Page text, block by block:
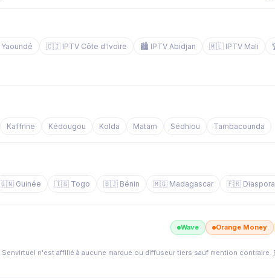
🇨🇮 IPTV Côte d'Ivoire 🏙️ IPTV Abidjan 🇲🇱 IPTV Mali
Kaffrine Kédougou Kolda Matam Sédhiou Tambacounda
🇬🇳 Guinée 🇹🇬 Togo 🇧🇯 Bénin 🇲🇬 Madagascar 🇫🇷 Diaspora
Wave Orange Money
n'est affilié à aucune marque ou diffuseur tiers sauf mention contraire.